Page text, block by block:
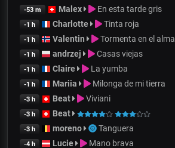
-53 m Malex En esta tarde gris
-1 h Charlotte Tinta roja
-1 h Valentin Tormenta en el alma
-1 h andrzej Casas viejas
-1 h Claire La yumba
-1 h Mariia Milonga de mi tierra
-3 h Beat Viviani
-3 h Beat
-3 h moreno Tanguera
-4 h Lucie Mano brava